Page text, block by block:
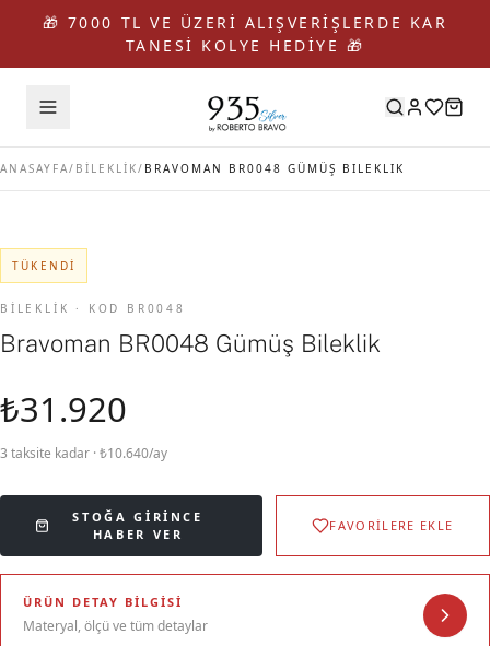
🎁 7000 TL VE ÜZERİ ALIŞVERİŞLERDE KAR
TANESİ KOLYE HEDİYE 🎁
ANASAYFA/ BİLEKLİK/ BRAVOMAN BR0048 GÜMÜŞ BILEKLIK
TÜKENDI
BİLEKLİK · KOD BR0048
Bravoman BR0048 Gümüş Bileklik
₺31.920
3 taksite kadar · ₺10.640/ay
STOĞA GIRINCE
HABER VER
FAVORİLERE EKLE
ÜRÜN DETAY BILGISI
Materyal, ölçü ve tüm detaylar